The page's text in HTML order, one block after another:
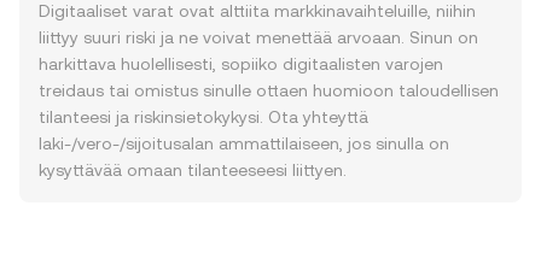
Digitaaliset varat ovat alttiita markkinavaihteluille, niihin
liittyy suuri riski ja ne voivat menettää arvoaan. Sinun on
harkittava huolellisesti, sopiiko digitaalisten varojen
treidaus tai omistus sinulle ottaen huomioon taloudellisen
tilanteesi ja riskinsietokykysi. Ota yhteyttä
laki-/vero-/sijoitusalan ammattilaiseen, jos sinulla on
kysyttävää omaan tilanteeseesi liittyen.